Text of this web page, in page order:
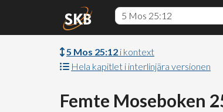
5 Mos 25:12 i kontext
Hela kapitlet i interlinjära versionen
Femte Moseboken